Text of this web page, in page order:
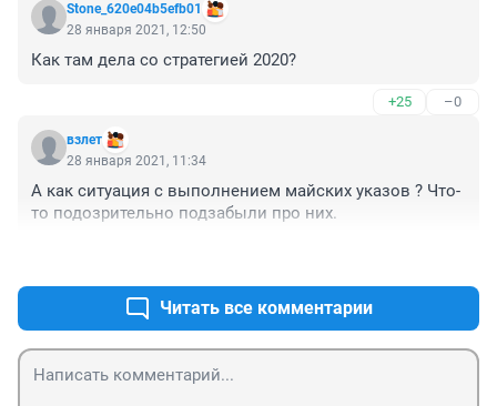
Stone_620e04b5efb01
28 января 2021, 12:50
Как там дела со стратегией 2020?
+25 –0
взлет
28 января 2021, 11:34
А как ситуация с выполнением майских указов ? Что-
то подозрительно подзабыли про них.
Читать все комментарии